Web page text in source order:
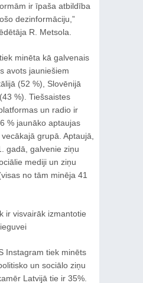
ir īpaša atbildība
dezinformāciju,”
R. Metsola.
minēta kā galvenais
avots jauniešiem
(52 %), Slovēnijā
%). Tiešsaistes
un radio ir
% jaunāko aptaujas
grupā. Aptaujā,
gadā, galvenie ziņu
mediji un ziņu
no tām minēja 41
ir visvairāk izmantotie
Instagram tiek minēts
un sociālo ziņu
Latvijā tie ir 35%.